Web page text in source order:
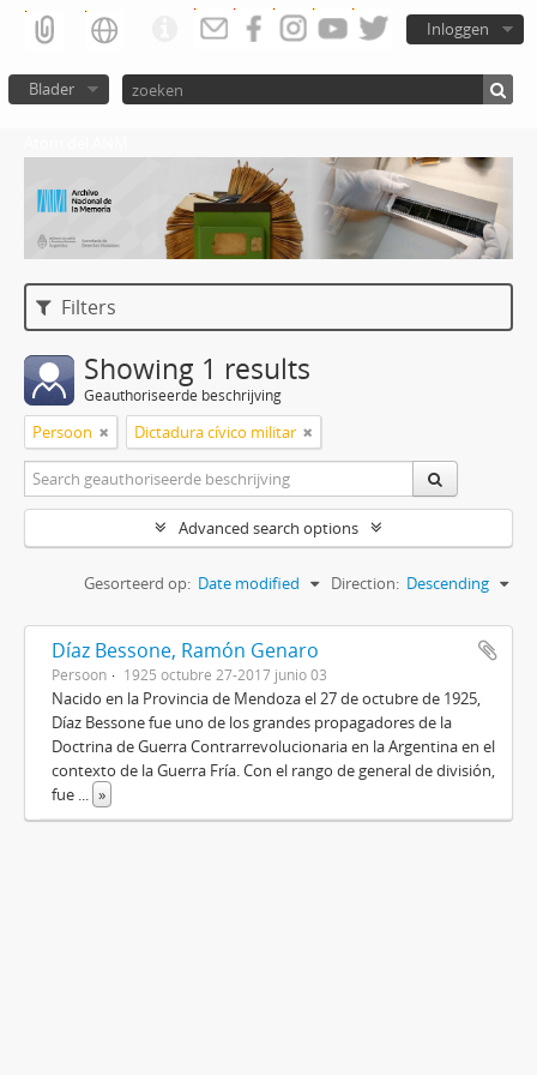
Inloggen
Blader
Filters
Showing 1 results
Geauthoriseerde beschrijving
Persoon Dictadura cívico militar
Advanced search options
Gesorteerd op: Date modified Direction: Descending
Díaz Bessone, Ramón Genaro
Persoon 1925 octubre 27-2017 junio 03
Nacido en la Provincia de Mendoza el 27 de octubre de 1925,
Díaz Bessone fue uno de los grandes propagadores de la
Doctrina de Guerra Contrarrevolucionaria en la Argentina en el
contexto de la Guerra Fría. Con el rango de general de división,
fue ... »